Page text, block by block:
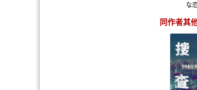
な
同作者其